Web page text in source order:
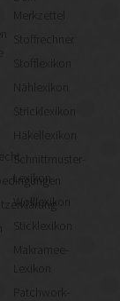
Merkzettel
Stoffrechner
Stofflexikon
Nählexikon
Stricklexikon
Häkellexikon
Schnittmuster-
Lexikon
Wolllexikon
Sticklexikon
Makramee-
Lexikon
Patchwork-